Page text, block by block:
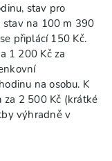
stav pro
stav na 100 m 390
připlácí 150 Kč.
1 200 Kč za
na osobu. K
za 2 500 Kč (krátké
výhradně v